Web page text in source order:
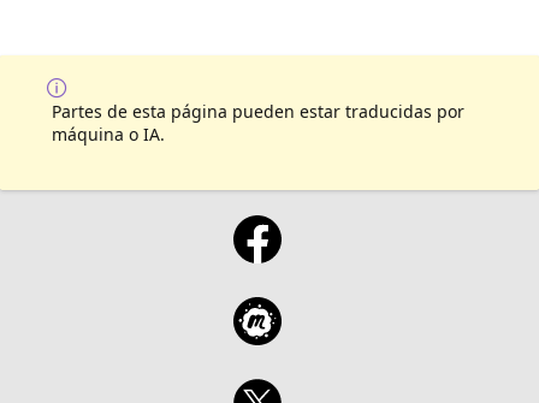
Partes de esta página pueden estar traducidas por
máquina o IA.